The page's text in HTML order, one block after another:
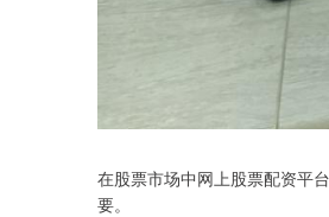
在股票市场中网上股票配资平
要。